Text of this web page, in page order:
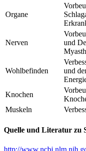
Organe
Nerven
und
Wohlbefinden
und
Knochen
Muskeln
Quelle und Literatur zu
http://